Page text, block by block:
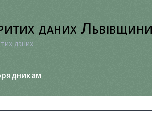
даних Львівщини
даних